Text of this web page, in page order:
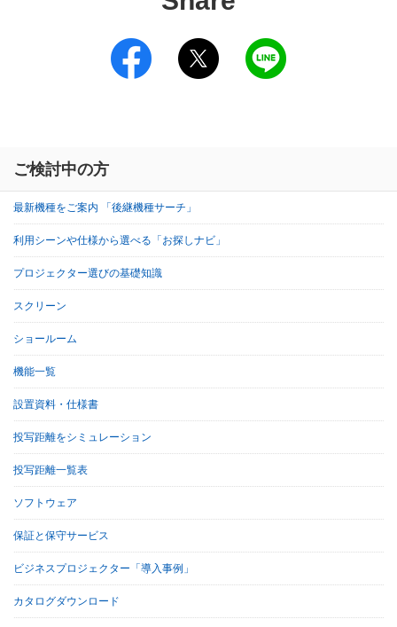
ご検討中の方
最新機種をご案内 「後継機種サーチ」
利用シーンや仕様から選べる「お探しナビ」
プロジェクター選びの基礎知識
スクリーン
ショールーム
機能一覧
設置資料・仕様書
投写距離をシミュレーション
投写距離一覧表
ソフトウェア
保証と保守サービス
ビジネスプロジェクター「導入事例」
カタログダウンロード